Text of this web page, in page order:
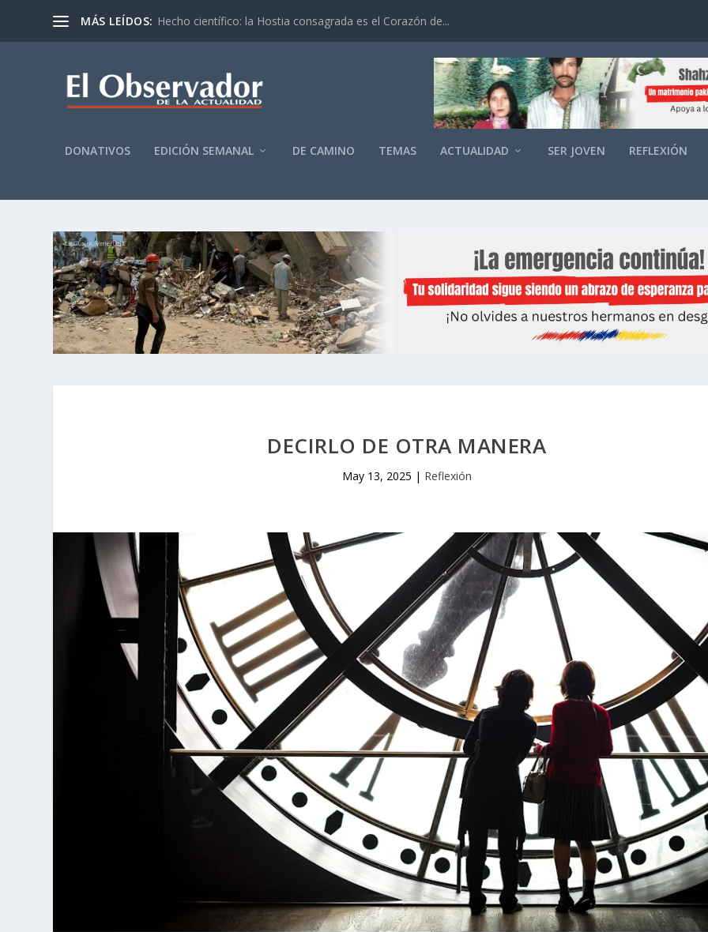
MÁS LEÍDOS: Hecho científico: la Hostia consagrada es el Corazón de...
DONATIVOS EDICIÓN SEMANAL DE CAMINO TEMAS ACTUALIDAD SER JOVEN REFLEXIÓN
DECIRLO DE OTRA MANERA
May 13, 2025 | Reflexión